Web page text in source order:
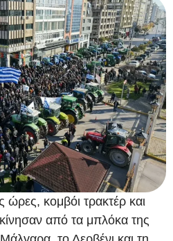
κομβόι τρακτέρ και
από τα μπλόκα της